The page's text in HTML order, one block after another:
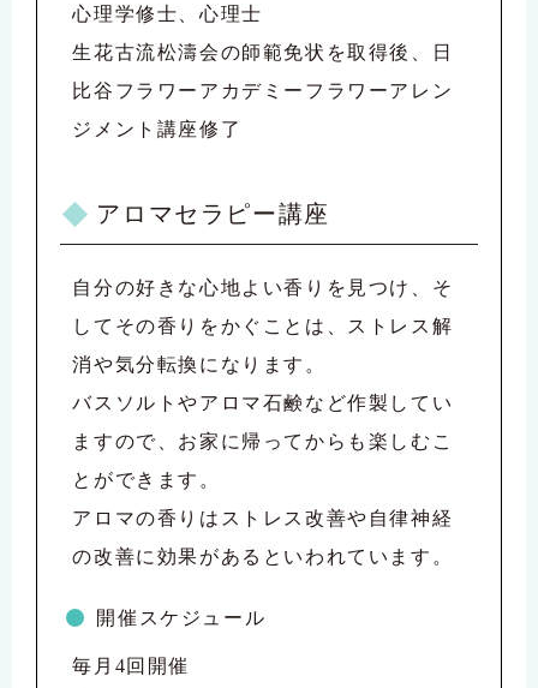
心理学修士、心理士
生花古流松濤会の師範免状を取得後、日
比谷フラワーアカデミーフラワーアレン
ジメント講座修了
アロマセラピー講座
自分の好きな心地よい香りを見つけ、そ
してその香りをかぐことは、ストレス解
消や気分転換になります。
バスソルトやアロマ石鹸など作製してい
ますので、お家に帰ってからも楽しむこ
とができます。
アロマの香りはストレス改善や自律神経
の改善に効果があるといわれています。
開催スケジュール
毎月4回開催